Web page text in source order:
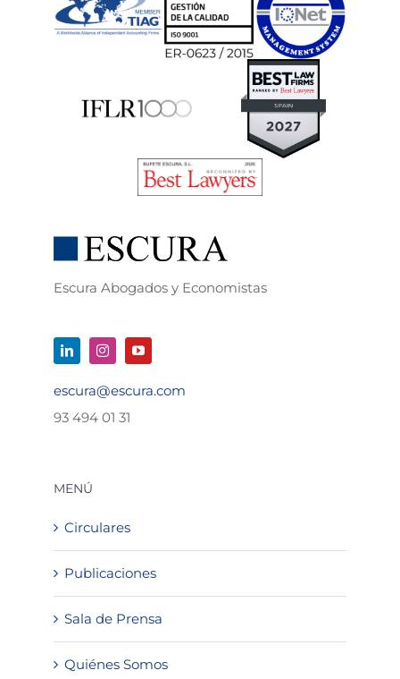
Escura Abogados y Economistas
escura@escura.com
93 494 01 31
MENÚ
Circulares
Publicaciones
Sala de Prensa
Quiénes Somos